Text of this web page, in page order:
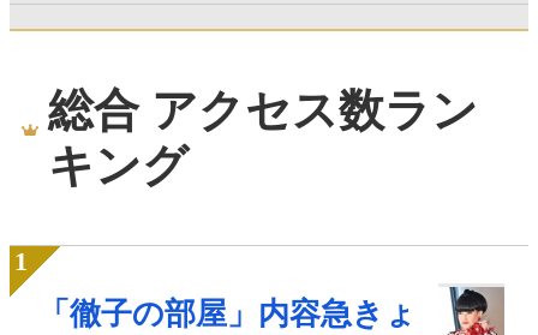
総合 アクセス数ラン
キング
「徹子の部屋」内容急きょ